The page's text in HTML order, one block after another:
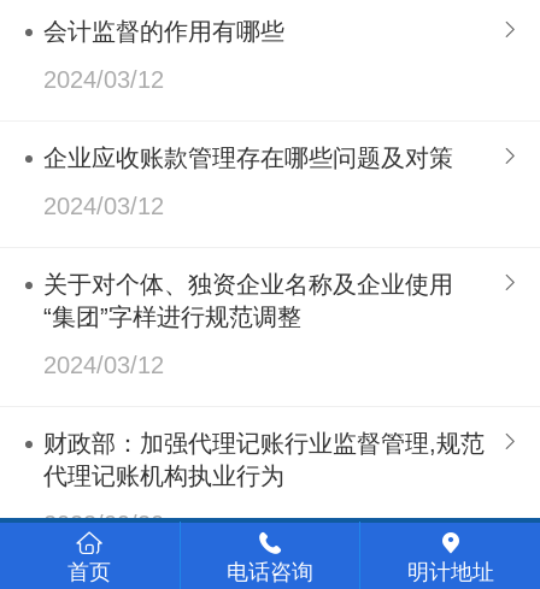
会计监督的作用有哪些
2024/03/12
企业应收账款管理存在哪些问题及对策
2024/03/12
关于对个体、独资企业名称及企业使用
“集团”字样进行规范调整
2024/03/12
财政部：加强代理记账行业监督管理,规范
代理记账机构执业行为
2023/09/20
首页 电话咨询 明计地址